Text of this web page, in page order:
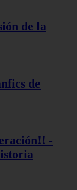
de la
de
-